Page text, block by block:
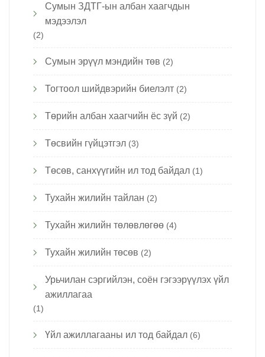
Сумын ЗДТГ-ын албан хаагчдын
мэдээлэл
(2)
Сумын эрүүл мэндийн төв (2)
Тогтоол шийдвэрийн биелэлт (2)
Төрийн албан хаагчийн ёс зүй (2)
Төсвийн гүйцэтгэл (3)
Төсөв, санхүүгийн ил тод байдал (1)
Тухайн жилийн тайлан (2)
Тухайн жилийн төлөвлөгөө (4)
Тухайн жилийн төсөв (2)
Урьчилан сэргийлэн, соён гэгээрүүлэх үйл
ажиллагаа
(1)
Үйл ажиллагааны ил тод байдал (6)